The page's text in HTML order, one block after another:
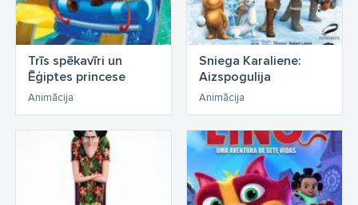
Trīs spēkavīri un
Ēģiptes princese
Animācija
Sniega Karaliene:
Aizspogulija
Animācija